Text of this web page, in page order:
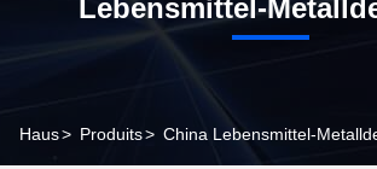
Lebensmittel-
Haus> Produits> China Lebensmittel-